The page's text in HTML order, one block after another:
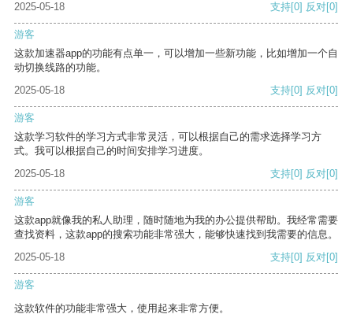
2025-05-18
支持[0] 反对[0]
游客
这款加速器app的功能有点单一，可以增加一些新功能，比如增加一个自
动切换线路的功能。
2025-05-18
支持[0] 反对[0]
游客
这款学习软件的学习方式非常灵活，可以根据自己的需求选择学习方
式。我可以根据自己的时间安排学习进度。
2025-05-18
支持[0] 反对[0]
游客
这款app就像我的私人助理，随时随地为我的办公提供帮助。我经常需要
查找资料，这款app的搜索功能非常强大，能够快速找到我需要的信息。
2025-05-18
支持[0] 反对[0]
游客
这款软件的功能非常强大，使用起来非常方便。